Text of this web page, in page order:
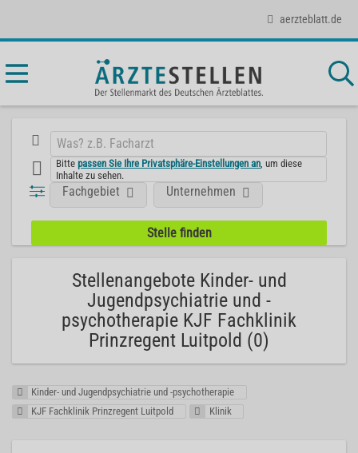
aerzteblatt.de
Bittepassen Sie Ihre Privatsphäre-Einstellungen an , um diese
Inhalte zu sehen.
Fachgebiet Unternehmen
Stellenangebote Kinder- und
Jugendpsychiatrie und -
psychotherapie KJF Fachklinik
Prinzregent Luitpold (0)
Kinder- und Jugendpsychiatrie und -psychotherapie
KJF Fachklinik Prinzregent Luitpold
Klinik